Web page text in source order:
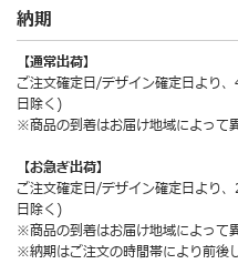
納期
【通常出荷】
ご注文確定日/デザイン確定日より
日除く)
※商品の到着はお届け地域によって
【お急ぎ出荷】
ご注文確定日/デザイン確定日より
日除く)
※商品の到着はお届け地域によって
※納期はご注文の時間帯により前後